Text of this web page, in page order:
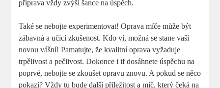
příprava vždy zvýší šance na úspěch.
Také se nebojte experimentovat! Oprava míče může být
zábavná a učící zkušenost. Kdo ví, možná se stane vaší
novou vášní! Pamatujte, že kvalitní oprava vyžaduje
trpělivost a pečlivost. Dokonce i if dosáhnete úspěchu na
poprvé, nebojte se zkoušet opravu znovu. A pokud se něco
pokazí? Vždy tu bude další příležitost a míč, který čeká na